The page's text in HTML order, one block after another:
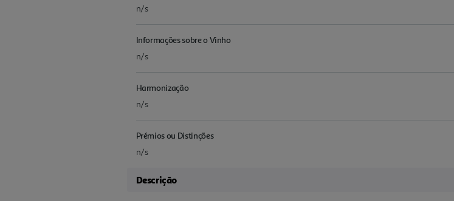
n/s
Informações sobre o Vinho
n/s
Harmonização
n/s
Prémios ou Distinções
n/s
Descrição